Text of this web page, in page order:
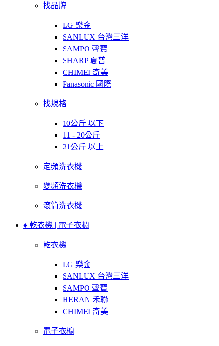
找品牌
LG 樂金
SANLUX 台灣三洋
SAMPO 聲寶
SHARP 夏普
CHIMEI 奇美
Panasonic 國際
找規格
10公斤 以下
11 - 20公斤
21公斤 以上
定頻洗衣機
變頻洗衣機
滾筒洗衣機
♦ 乾衣機 | 電子衣櫥
乾衣機
LG 樂金
SANLUX 台灣三洋
SAMPO 聲寶
HERAN 禾聯
CHIMEI 奇美
電子衣櫥